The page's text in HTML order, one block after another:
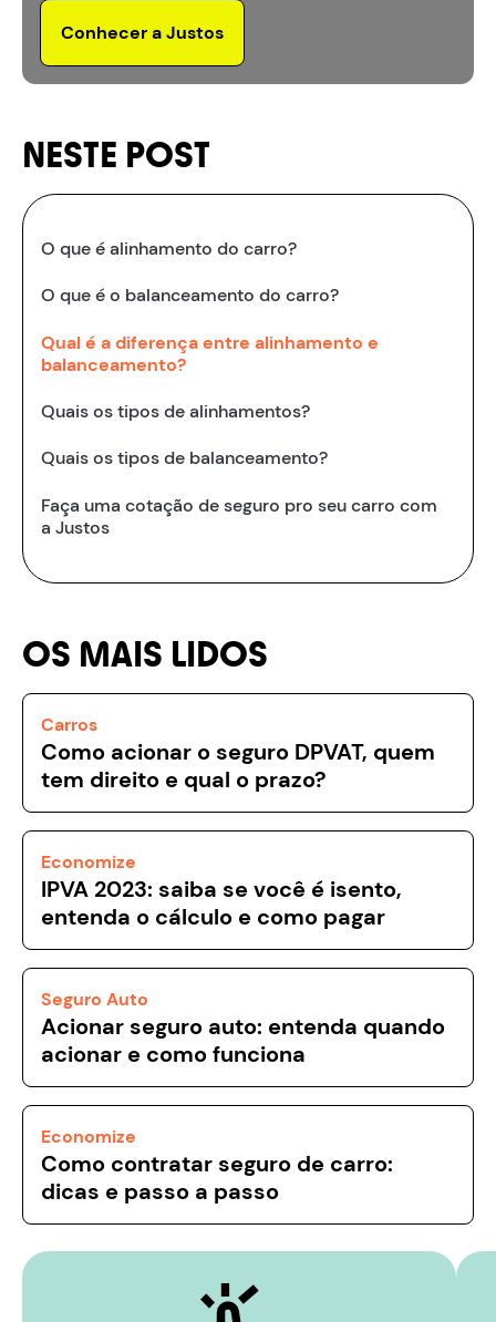
Conhecer a Justos
NESTE POST
O que é alinhamento do carro?
O que é o balanceamento do carro?
Qual é a diferença entre alinhamento e
balanceamento?
Quais os tipos de alinhamentos?
Quais os tipos de balanceamento?
Faça uma cotação de seguro pro seu carro com
a Justos
OS MAIS LIDOS
Carros
Como acionar o seguro DPVAT, quem
tem direito e qual o prazo?
Economize
IPVA 2023: saiba se você é isento,
entenda o cálculo e como pagar
Seguro Auto
Acionar seguro auto: entenda quando
acionar e como funciona
Economize
Como contratar seguro de carro:
dicas e passo a passo